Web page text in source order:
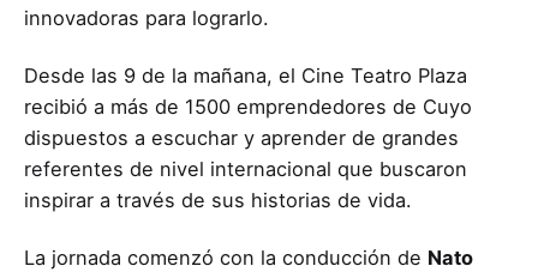
innovadoras para lograrlo.
Desde las 9 de la mañana, el Cine Teatro Plaza
recibió a más de 1500 emprendedores de Cuyo
dispuestos a escuchar y aprender de grandes
referentes de nivel internacional que buscaron
inspirar a través de sus historias de vida.
La jornada comenzó con la conducción de Nato